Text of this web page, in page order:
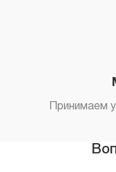
Принимаем